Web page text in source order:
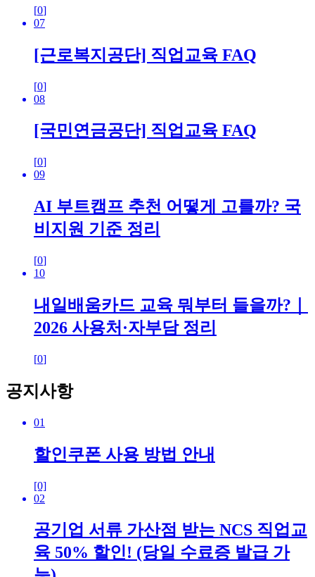
[0]
07
[근로복지공단] 직업교육 FAQ
[0]
08
[국민연금공단] 직업교육 FAQ
[0]
09
AI 부트캠프 추천 어떻게 고를까? 국
비지원 기준 정리
[0]
10
내일배움카드 교육 뭐부터 들을까?｜
2026 사용처·자부담 정리
[0]
공지사항
01
할인쿠폰 사용 방법 안내
[0]
02
공기업 서류 가산점 받는 NCS 직업교
육 50% 할인! (당일 수료증 발급 가